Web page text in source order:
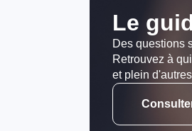
Le
Des questions
Retrouvez à
et plein